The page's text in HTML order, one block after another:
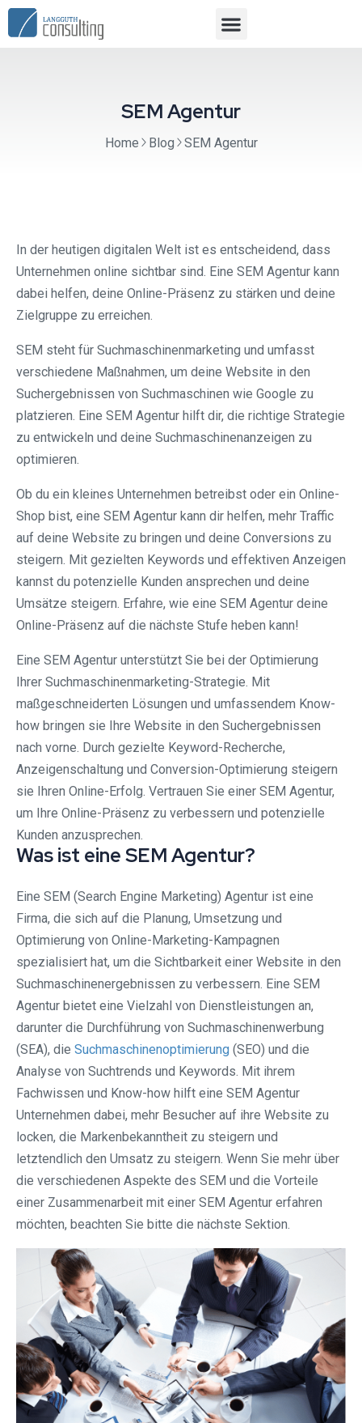
SEM Agentur
Home Blog SEM Agentur
In der heutigen digitalen Welt ist es entscheidend, dass
Unternehmen online sichtbar sind. Eine SEM Agentur kann
dabei helfen, deine Online-Präsenz zu stärken und deine
Zielgruppe zu erreichen.
SEM steht für Suchmaschinenmarketing und umfasst
verschiedene Maßnahmen, um deine Website in den
Suchergebnissen von Suchmaschinen wie Google zu
platzieren. Eine SEM Agentur hilft dir, die richtige Strategie
zu entwickeln und deine Suchmaschinenanzeigen zu
optimieren.
Ob du ein kleines Unternehmen betreibst oder ein Online-
Shop bist, eine SEM Agentur kann dir helfen, mehr Traffic
auf deine Website zu bringen und deine Conversions zu
steigern. Mit gezielten Keywords und effektiven Anzeigen
kannst du potenzielle Kunden ansprechen und deine
Umsätze steigern. Erfahre, wie eine SEM Agentur deine
Online-Präsenz auf die nächste Stufe heben kann!
Eine SEM Agentur unterstützt Sie bei der Optimierung
Ihrer Suchmaschinenmarketing-Strategie. Mit
maßgeschneiderten Lösungen und umfassendem Know-
how bringen sie Ihre Website in den Suchergebnissen
nach vorne. Durch gezielte Keyword-Recherche,
Anzeigenschaltung und Conversion-Optimierung steigern
sie Ihren Online-Erfolg. Vertrauen Sie einer SEM Agentur,
um Ihre Online-Präsenz zu verbessern und potenzielle
Kunden anzusprechen.
Was ist eine SEM Agentur?
Eine SEM (Search Engine Marketing) Agentur ist eine
Firma, die sich auf die Planung, Umsetzung und
Optimierung von Online-Marketing-Kampagnen
spezialisiert hat, um die Sichtbarkeit einer Website in den
Suchmaschinenergebnissen zu verbessern. Eine SEM
Agentur bietet eine Vielzahl von Dienstleistungen an,
darunter die Durchführung von Suchmaschinenwerbung
(SEA), die Suchmaschinenoptimierung (SEO) und die
Analyse von Suchtrends und Keywords. Mit ihrem
Fachwissen und Know-how hilft eine SEM Agentur
Unternehmen dabei, mehr Besucher auf ihre Website zu
locken, die Markenbekanntheit zu steigern und
letztendlich den Umsatz zu steigern. Wenn Sie mehr über
die verschiedenen Aspekte des SEM und die Vorteile
einer Zusammenarbeit mit einer SEM Agentur erfahren
möchten, beachten Sie bitte die nächste Sektion.